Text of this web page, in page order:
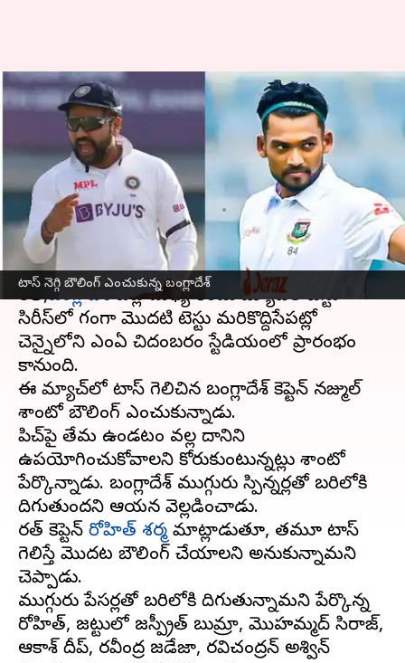
టాస్‌ నెగ్గి బౌలింగ్ ఎంచుకున్న బంగ్లాదేశ్
Ind Vs BAN: టాస్‌ నెగ్గి బౌలింగ్
ఎంచుకున్న బంగ్లాదేశ్.. ముగ్గురు
పేసర్లతో బరిలోకి భారత్! తుది జట్లు
ఇవే
వ్రాసిన వారు Sirish Praharaju Sep 19, 2024 10:01 am
ఈ వార్తాకథనం ఏంటి
భారత్,బంగ్లాదేశ్జట్ల మధ్య రెండు మ్యాచ్‌ల టెస్టు
సిరీస్‌లో భాగంగా మొదటి టెస్టు మరికొద్దిసేపట్లో
చెన్నైలోని ఎంఏ చిదంబరం స్టేడియంలో ప్రారంభం
కానుంది.
ఈ మ్యాచ్‌లో టాస్ గెలిచిన బంగ్లాదేశ్ కెప్టెన్ నజ్ముల్
శాంటో బౌలింగ్ ఎంచుకున్నాడు.
పిచ్‌పై తేమ ఉండటం వల్ల దానిని
ఉపయోగించుకోవాలని కోరుకుంటున్నట్లు శాంటో
పేర్కొన్నాడు. బంగ్లాదేశ్ ముగ్గురు స్పిన్నర్లతో బరిలోకి
దిగుతుందని ఆయన వెల్లడించాడు.
భారత్ కెప్టెన్ రోహిత్ శర్మమాట్లాడుతూ, తమూ టాస్
గెలిస్తే మొదట బౌలింగ్ చేయాలని అనుకున్నామని
చెప్పాడు.
ముగ్గురు పేసర్లతో బరిలోకి దిగుతున్నామని పేర్కొన్న
రోహిత్, జట్టులో జస్ప్రీత్ బుమ్రా, మొహమ్మద్ సిరాజ్,
ఆకాశ్ దీప్, రవీంద్ర జడేజా, రవిచంద్రన్ అశ్విన్